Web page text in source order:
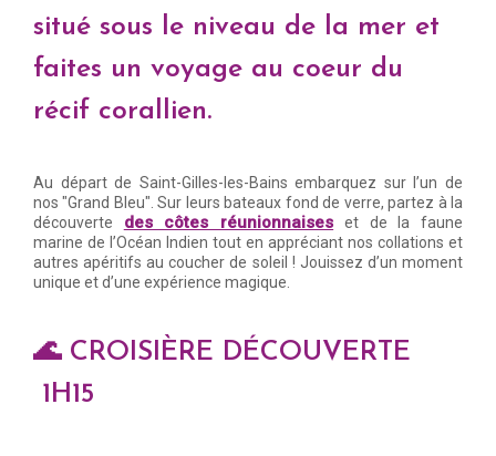
situé sous le niveau de la mer et
faites un voyage au coeur du
récif corallien.
Au départ de Saint-Gilles-les-Bains embarquez sur l’un de
nos "Grand Bleu". Sur leurs bateaux fond de verre, partez à la
découverte des côtes réunionnaises et de la faune
marine de l’Océan Indien tout en appréciant nos collations et
autres apéritifs au coucher de soleil ! Jouissez d’un moment
unique et d’une expérience magique.
🌊 CROISIÈRE DÉCOUVERTE
1H15